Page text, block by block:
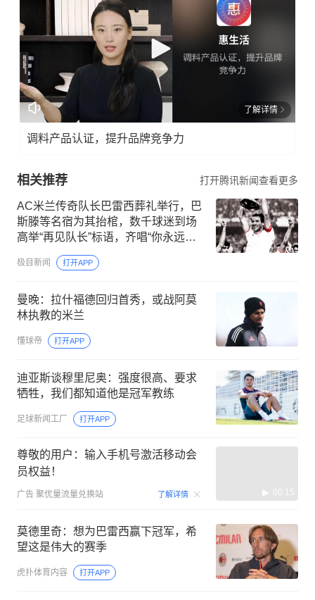
了解详情
调料产品认证，提升品牌竞争力
相关推荐 打开腾讯新闻查看更多
AC米兰传奇队长巴雷西葬礼举行，巴
斯滕等名宿为其抬棺，数千球迷到场
高举“再见队长”标语，齐唱“你永远不
极目新闻 打开APP
曼晚：拉什福德回归首秀，或战阿莫
林执教的米兰
懂球帝 打开APP
迪亚斯谈穆里尼奥：强度很高、要求
牺牲，我们都知道他是冠军教练
足球新闻工厂 打开APP
尊敬的用户：输入手机号激活移动会
员权益！
广告 聚优量流量兑换站 了解详情 00:15
莫德里奇：想为巴雷西赢下冠军，希
望这是伟大的赛季
虎扑体育内容 打开APP